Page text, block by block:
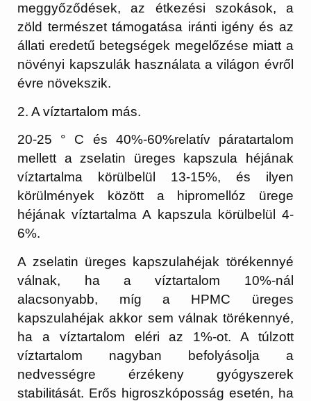
meggyőződések, az étkezési szokások, a
zöld természet támogatása iránti igény és az
állati eredetű betegségek megelőzése miatt a
növényi kapszulák használata a világon évről
évre növekszik.
2. A víztartalom más.
20-25 ° C és 40%-60%relatív páratartalom
mellett a zselatin üreges kapszula héjának
víztartalma körülbelül 13-15%, és ilyen
körülmények között a hipromellóz ürege
héjának víztartalma A kapszula körülbelül 4-
6%.
A zselatin üreges kapszulahéjak törékennyé
válnak, ha a víztartalom 10%-nál
alacsonyabb, míg a HPMC üreges
kapszulahéjak akkor sem válnak törékennyé,
ha a víztartalom eléri az 1%-ot. A túlzott
víztartalom nagyban befolyásolja a
nedvességre érzékeny gyógyszerek
stabilitását. Erős higroszkóposság esetén, ha